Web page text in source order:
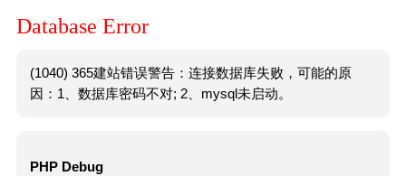
Database Error
(1040) 365建站错误警告：连接数据库失败，可能的原
因：1、数据库密码不对; 2、mysql未启动。
PHP Debug